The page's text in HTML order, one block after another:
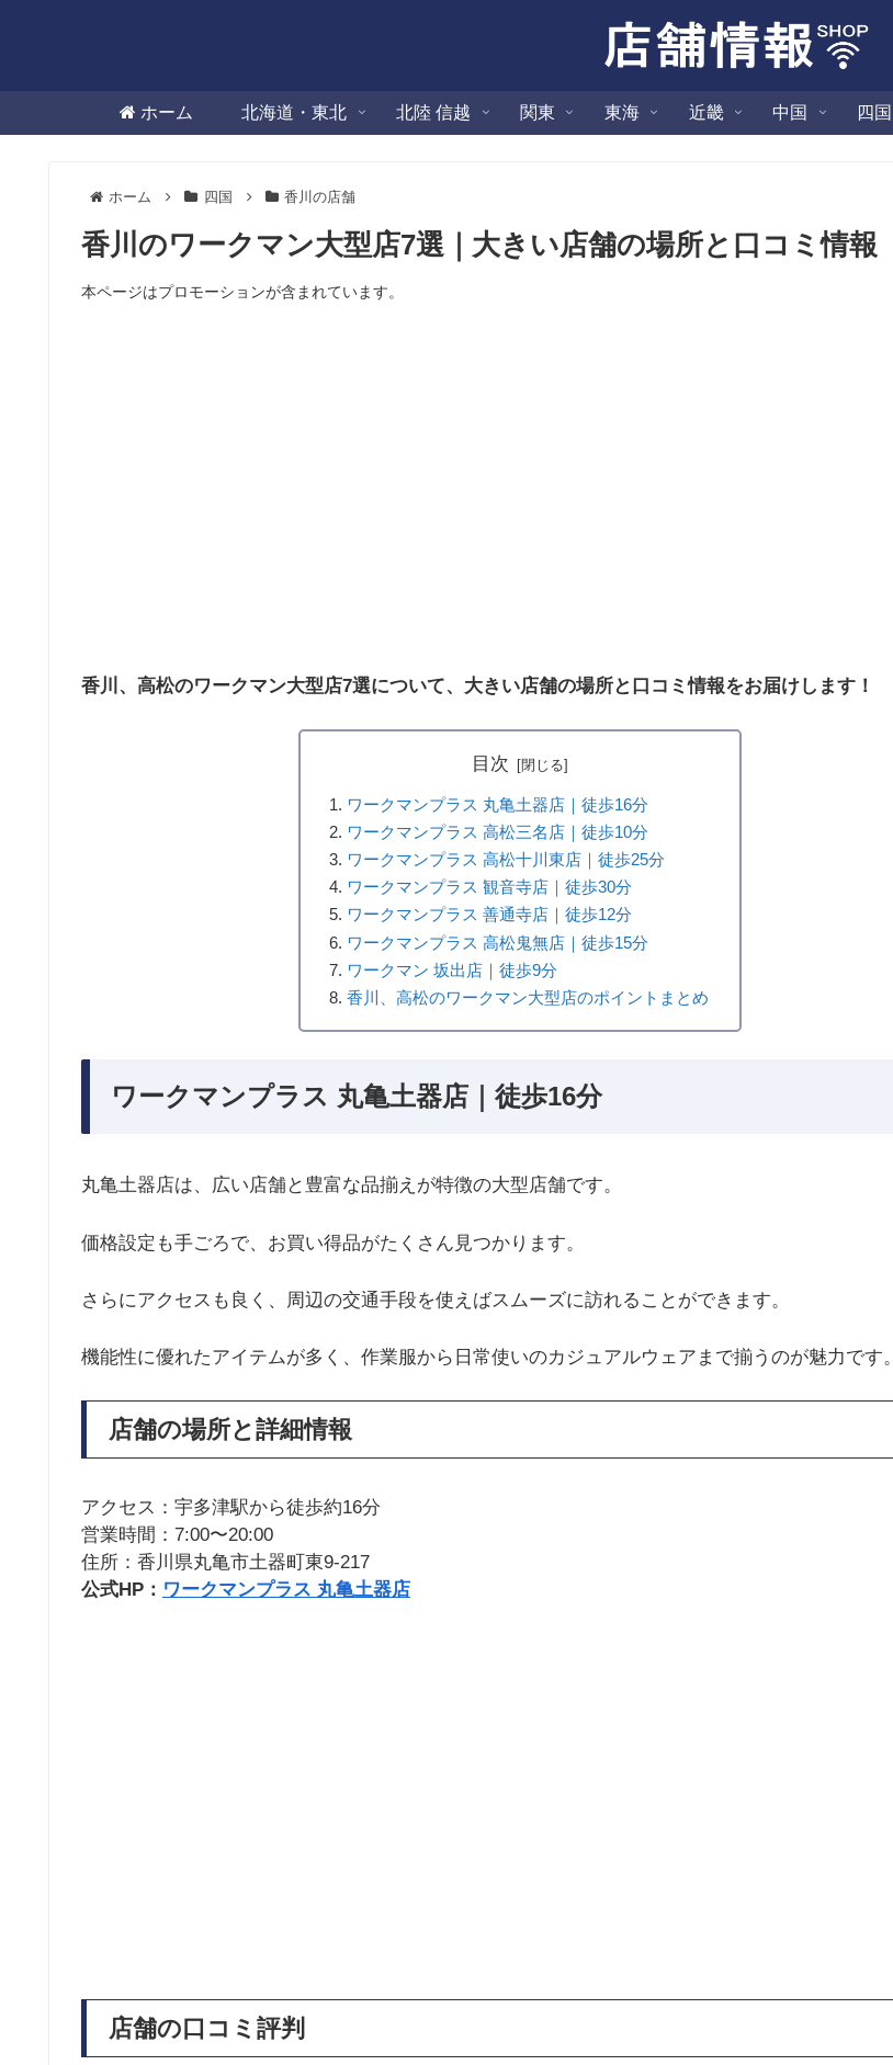
ホーム 北海道・東北 北陸 信越 関東 東海 近畿 中国 四国
ホーム 四国 香川の店舗
香川のワークマン大型店7選｜大きい店舗の場所と口コミ情報
本ページはプロモーションが含まれています。
香川、高松のワークマン大型店7選について、大きい店舗の場所と口コミ情報をお届けします！
目次
ワークマンプラス 丸亀土器店｜徒歩16分
ワークマンプラス 高松三名店｜徒歩10分
ワークマンプラス 高松十川東店｜徒歩25分
ワークマンプラス 観音寺店｜徒歩30分
ワークマンプラス 善通寺店｜徒歩12分
ワークマンプラス 高松鬼無店｜徒歩15分
ワークマン 坂出店｜徒歩9分
香川、高松のワークマン大型店のポイントまとめ
ワークマンプラス 丸亀土器店｜徒歩16分
丸亀土器店は、広い店舗と豊富な品揃えが特徴の大型店舗です。
価格設定も手ごろで、お買い得品がたくさん見つかります。
さらにアクセスも良く、周辺の交通手段を使えばスムーズに訪れることができます。
機能性に優れたアイテムが多く、作業服から日常使いのカジュアルウェアまで揃うのが魅力です。
店舗の場所と詳細情報
アクセス：宇多津駅から徒歩約16分
営業時間：7:00〜20:00
住所：香川県丸亀市土器町東9-217
公式HP： ワークマンプラス 丸亀土器店
店舗の口コミ評判